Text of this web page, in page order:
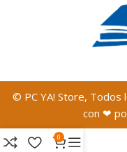
© PC YA! Store,
con ❤
0